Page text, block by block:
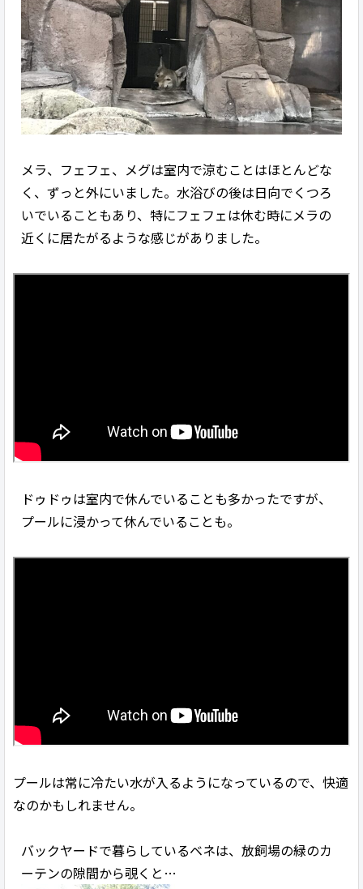
メラ、フェフェ、メグは室内で涼むことはほとんどな
く、ずっと外にいました。水浴びの後は日向でくつろ
いでいることもあり、特にフェフェは休む時にメラの
近くに居たがるような感じがありました。
ドゥドゥは室内で休んでいることも多かったですが、
プールに浸かって休んでいることも。
プールは常に冷たい水が入るようになっているので、快適
なのかもしれません。
バックヤードで暮らしているベネは、放飼場の緑のカ
ーテンの隙間から覗くと…